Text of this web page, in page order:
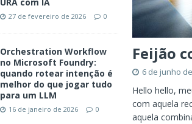
Feijão
6 de junho
Hello hello,
com aquela
aquela
27 de fevereiro de 2026 0
Orchestration Workflow
no Microsoft Foundry:
quando rotear intenção é
melhor do que jogar tudo
para um LLM
16 de janeiro de 2026 0